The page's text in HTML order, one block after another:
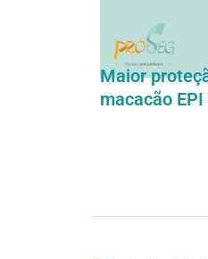
Maior
macacão